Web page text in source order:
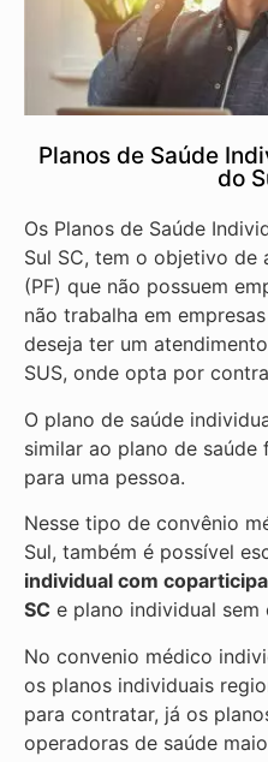
Planos de Saúde
do
Os Planos de Saúde
Sul SC, tem o objetivo de
(PF) que não possuem
não trabalha em
deseja ter um
SUS, onde opta por
O plano de saúde
similar ao plano de saúde
para uma pessoa.
Nesse tipo de convênio
Sul, também é possível
individual com
SC e plano individual
No convenio médico
os planos individuais
para contratar, já os
operadoras de saúde